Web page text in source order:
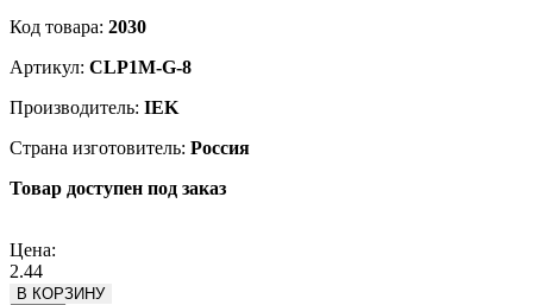
Код товара: 2030
Артикул: CLP1M-G-8
Производитель: IEK
Страна изготовитель: Россия
Товар доступен под заказ
Цена:
2.44
В КОРЗИНУ